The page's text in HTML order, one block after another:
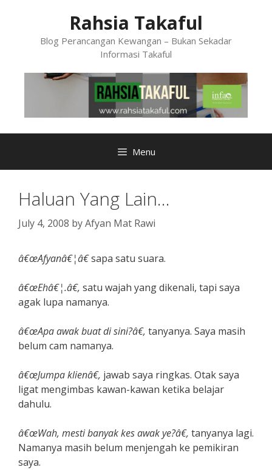
Rahsia Takaful
Blog Perancangan Kewangan – Bukan Sekadar
Informasi Takaful
Menu
Haluan Yang Lain…
July 4, 2008 byAfyan Mat Rawi
â€œAfyanâ€¦â€sapa satu suara.
â€œEhâ€¦.â€, satu wajah yang dikenali, tapi saya
agak lupa namanya.
â€œApa awak buat di sini?â€, tanyanya. Saya masih
belum cam namanya.
â€œJumpa klienâ€, jawab saya ringkas. Otak saya
ligat mengimbas kawan-kawan ketika belajar
dahulu.
â€œWah, mesti banyak kes awak ye?â€, tanyanya lagi.
Namanya masih belum menjengah ke pemikiran
saya.